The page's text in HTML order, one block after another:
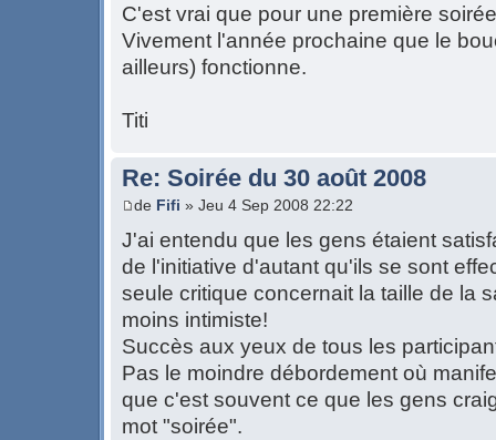
C'est vrai que pour une première
Vivement l'année prochaine que le
ailleurs) fonctionne.
Titi
Re: Soirée du 30 août 2008
de Fifi » Jeu 4 Sep 2008 22:22
J'ai entendu que les gens étaient
de l'initiative d'autant qu'ils se sont
seule critique concernait la taille de la
moins intimiste!
Succès aux yeux de tous les
Pas le moindre débordement où
que c'est souvent ce que les gens
mot "soirée".